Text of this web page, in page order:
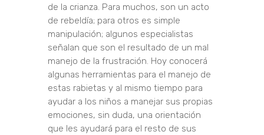
de la crianza. Para muchos, son un acto
de rebeldía; para otros es simple
manipulación; algunos especialistas
señalan que son el resultado de un mal
manejo de la frustración. Hoy conocerá
algunas herramientas para el manejo de
estas rabietas y al mismo tiempo para
ayudar a los niños a manejar sus propias
emociones, sin duda, una orientación
que les ayudará para el resto de sus